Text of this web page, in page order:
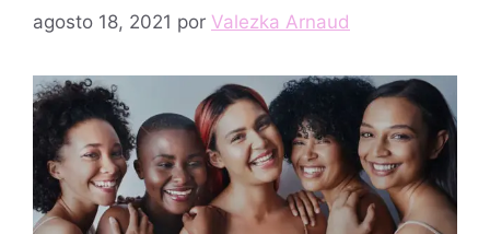
agosto 18, 2021 por Valezka Arnaud